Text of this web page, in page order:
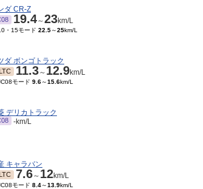
ダ CR-Z
19.4～23km/L
・15モード 22.5～25km/L
ダ ボンゴトラック
11.3～ 12.9km/L
モード 9.6～15.6km/L
デリカトラック
-km/L
キャラバン
7.6～ 12km/L
モード 8.4～13.9km/L